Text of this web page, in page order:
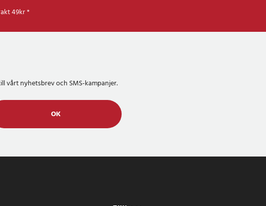
49kr *
vårt nyhetsbrev och SMS-kampanjer.
OK